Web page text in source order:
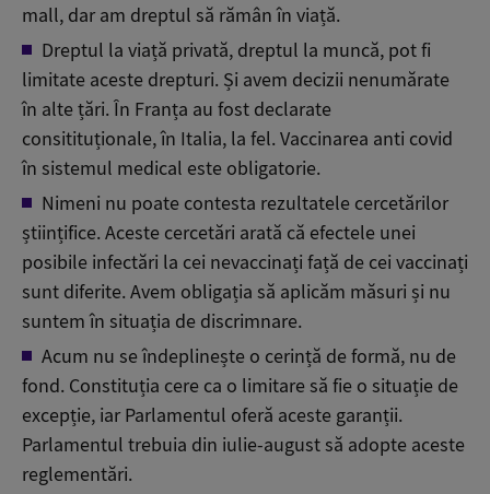
mall, dar am dreptul să rămân în viață.
Dreptul la viață privată, dreptul la muncă, pot fi
limitate aceste drepturi. Și avem decizii nenumărate
în alte țări. În Franța au fost declarate
consitituționale, în Italia, la fel. Vaccinarea anti covid
în sistemul medical este obligatorie.
Nimeni nu poate contesta rezultatele cercetărilor
științifice. Aceste cercetări arată că efectele unei
posibile infectări la cei nevaccinați față de cei vaccinați
sunt diferite. Avem obligația să aplicăm măsuri și nu
suntem în situația de discrimnare.
Acum nu se îndeplinește o cerință de formă, nu de
fond. Constituția cere ca o limitare să fie o situație de
excepție, iar Parlamentul oferă aceste garanții.
Parlamentul trebuia din iulie-august să adopte aceste
reglementări.